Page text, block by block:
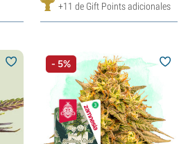
+11 de Gift Points adicionales
- 5%